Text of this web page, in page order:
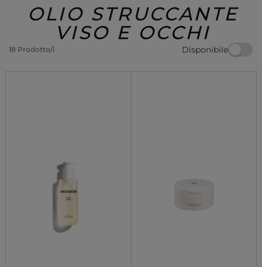
Regalo
OLIO STRUCCANTE
VISO E OCCHI
18 Prodotto/i Disponibile